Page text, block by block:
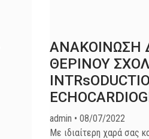
ΑΝΑΚΟΙΝΩΣΗ
ΘΕΡΙΝΟΥ
admin
08/07/2022
Με ιδιαίτερη χαρά σας